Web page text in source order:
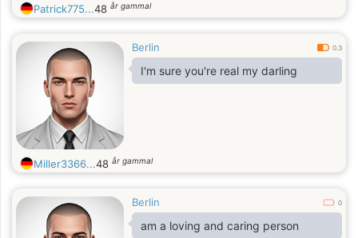
Patrick775...48 år gammal
Berlin 0.3
I'm sure you're real my darling
Miller3366...48 år gammal
Berlin 0
am a loving and caring person